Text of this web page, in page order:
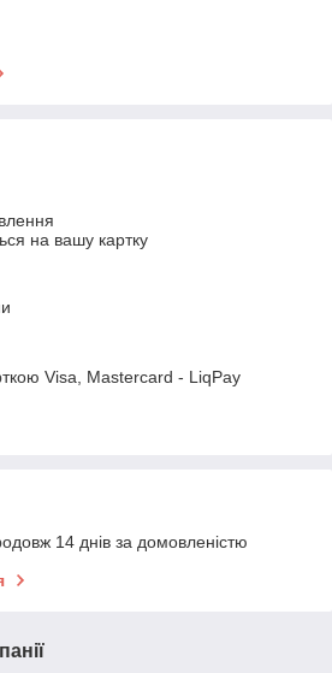
на вашу картку
Visa, Mastercard - LiqPay
14 днів за домовленістю